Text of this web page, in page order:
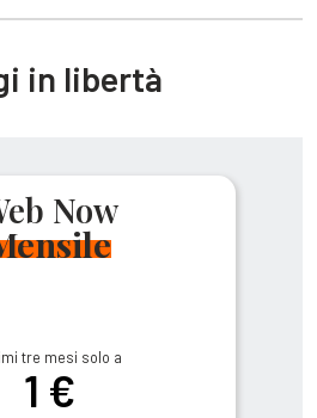
in libertà
Now
tre mesi solo a
1 €